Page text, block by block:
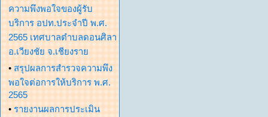
ความพึงพอใจของผู้รับ
บริการ อปท.ประจำปี พ.ศ.
2565 เทศบาลตำบลดอนศิลา
อ.เวียงชัย จ.เชียงราย
• สรุปผลการสำรวจความพึง
พอใจต่อการให้บริการ พ.ศ.
2565
• รายงานผลการประเมิน